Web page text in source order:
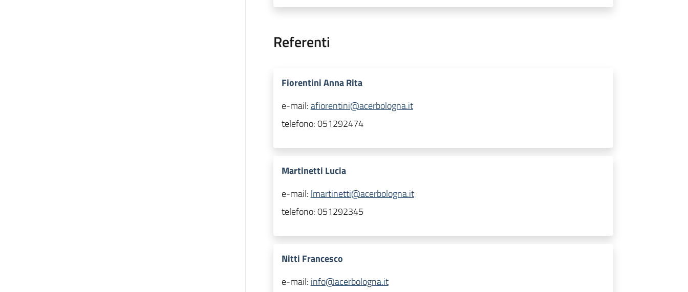
Referenti
Fiorentini Anna Rita
e-mail:afiorentini@acerbologna.it
telefono:051292474
Martinetti Lucia
e-mail: lmartinetti@acerbologna.it
telefono:051292345
Nitti Francesco
e-mail: info@acerbologna.it